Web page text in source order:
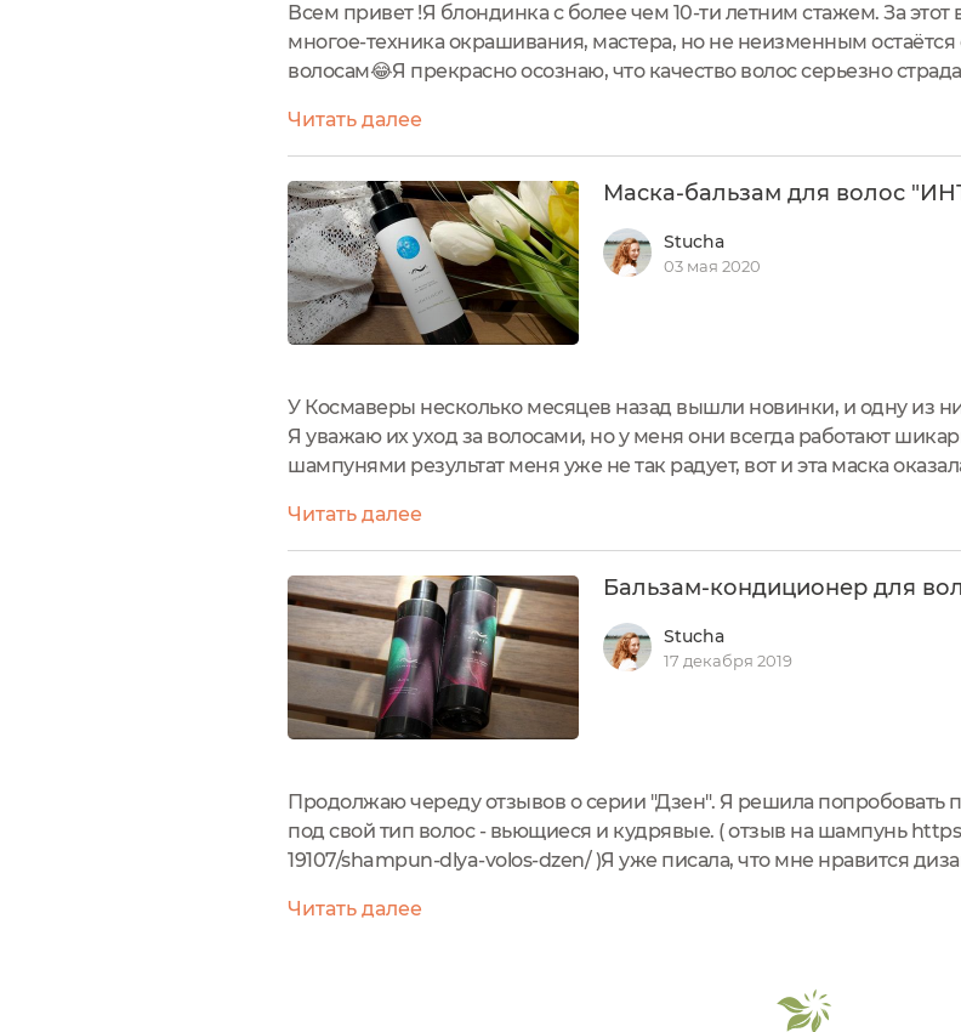
Всем привет !Я блондинка с более чем 10-ти летним стажем. За
многое-техника окрашивания, мастера, но не неизменным
волосам😂Я прекрасно осознаю, что качество волос серьезно
Cosmavera это будут однозначно...
Читать далее
Маска-бальзам для волос
Stucha
03 мая 2020
У Космаверы несколько месяцев назад вышли новинки, и одну из
Я уважаю их уход за волосами, но у меня они всегда работают
шампунями результат меня уже не так радует, вот и эта маска
головы с маслом лавра,...
Читать далее
Бальзам-кондиционер для
Stucha
17 декабря 2019
Продолжаю череду отзывов о серии "Дзен". Я решила попробовать
под свой тип волос - вьющиеся и кудрявые. ( отзыв на шампунь
19107/shampun-dlya-volos-dzen/ )Я уже писала, что мне нравится
похожи, отличие...
Читать далее